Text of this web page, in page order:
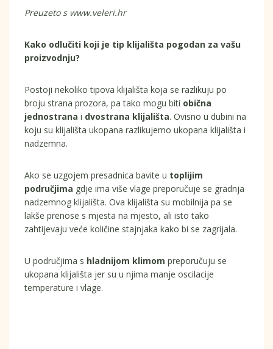
Preuzeto s www.veleri.hr
Kako odlučiti koji je tip klijališta pogodan za vašu
proizvodnju?
Postoji nekoliko tipova klijališta koja se razlikuju po
broju strana prozora, pa tako mogu biti obična
jednostrana i dvostrana klijališta. Ovisno u dubini na
koju su klijališta ukopana razlikujemo ukopana klijališta i
nadzemna.
Ako se uzgojem presadnica bavite u toplijim
područjima gdje ima više vlage preporučuje se gradnja
nadzemnog klijališta. Ova klijališta su mobilnija pa se
lakše prenose s mjesta na mjesto, ali isto tako
zahtijevaju veće količine stajnjaka kako bi se zagrijala.
U područjima s hladnijom klimom preporučuju se
ukopana klijališta jer su u njima manje oscilacije
temperature i vlage.